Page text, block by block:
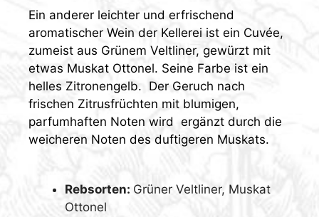
Ein anderer leichter und erfrischend
aromatischer Wein der Kellerei ist ein Cuvée,
zumeist aus Grünem Veltliner, gewürzt mit
etwas Muskat Ottonel. Seine Farbe ist ein
helles Zitronengelb. Der Geruch nach
frischen Zitrusfrüchten mit blumigen,
parfumhaften Noten wird ergänzt durch die
weicheren Noten des duftigeren Muskats.
Rebsorten: Grüner Veltliner, Muskat
Ottonel